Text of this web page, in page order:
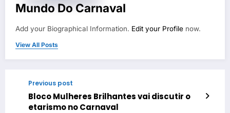
Mundo Do Carnaval
Add your Biographical Information. Edit your Profile now.
View All Posts
Previous post
Bloco Mulheres Brilhantes vai discutir o
etarismo no Carnaval